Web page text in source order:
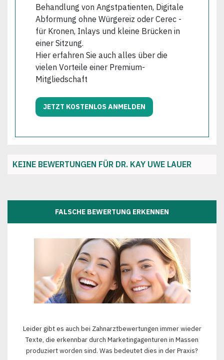
Behandlung von Angstpatienten, Digitale
Abformung ohne Würgereiz oder Cerec -
für Kronen, Inlays und kleine Brücken in
einer Sitzung.
Hier erfahren Sie auch alles über die
vielen Vorteile einer Premium-
Mitgliedschaft
JETZT KOSTENLOS ANMELDEN
KEINE BEWERTUNGEN FÜR DR. KAY UWE LAUER
FALSCHE BEWERTUNG ERKENNEN
Leider gibt es auch bei Zahnarztbewertungen immer wieder
Texte, die erkennbar durch Marketingagenturen in Massen
produziert worden sind. Was bedeutet dies in der Praxis?